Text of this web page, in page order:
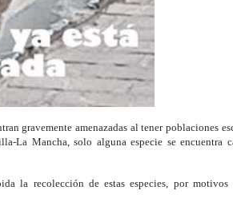
gravemente amenazadas al tener poblaciones
La Mancha, solo alguna especie se encuentra
la recolección de estas especies, por motivos